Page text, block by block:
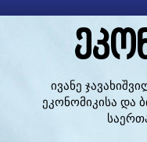
ივანე
ეკონომიკისა და